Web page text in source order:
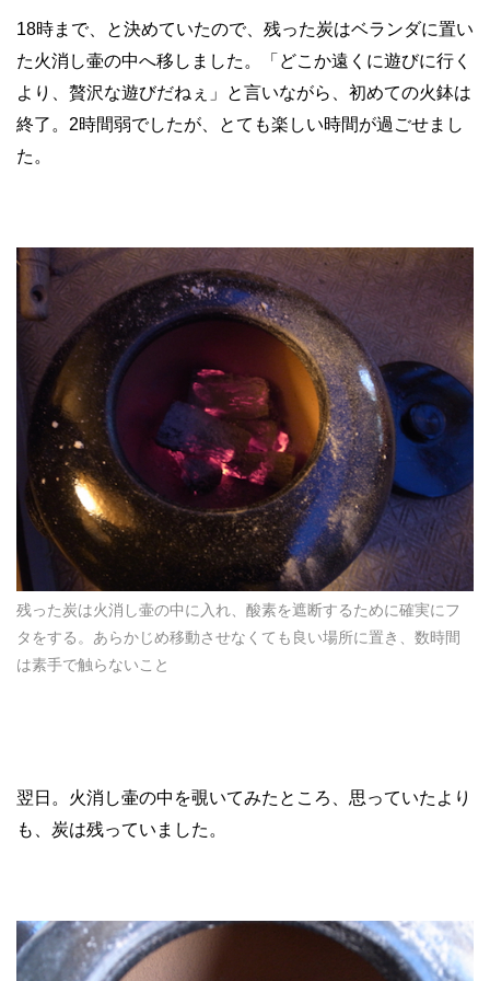
18時まで、と決めていたので、残った炭はベランダに置い
た火消し壷の中へ移しました。「どこか遠くに遊びに行く
より、贅沢な遊びだねぇ」と言いながら、初めての火鉢は
終了。2時間弱でしたが、とても楽しい時間が過ごせまし
た。
残った炭は火消し壷の中に入れ、酸素を遮断するために確実にフ
タをする。あらかじめ移動させなくても良い場所に置き、数時間
は素手で触らないこと
翌日。火消し壷の中を覗いてみたところ、思っていたより
も、炭は残っていました。